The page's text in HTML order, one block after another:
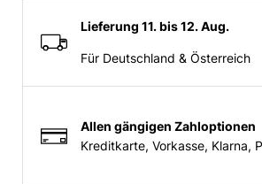
Lieferung 11. bis 12. Aug.
Für Deutschland & Österreich
Allen gängigen Zahloptionen
Kreditkarte, Vorkasse, Klarna,